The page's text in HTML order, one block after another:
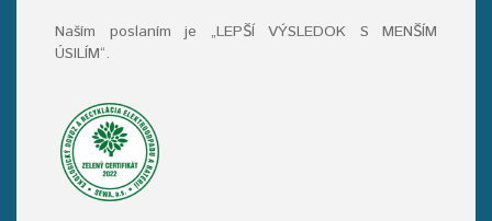
Naším poslaním je „LEPŠÍ VÝSLEDOK S MENŠÍM
ÚSILÍM“.